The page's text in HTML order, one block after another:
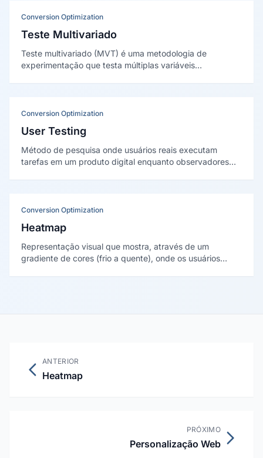
Conversion Optimization
Teste Multivariado
Teste multivariado (MVT) é uma metodologia de
experimentação que testa múltiplas variáveis
Conversion Optimization
User Testing
Método de pesquisa onde usuários reais executam
tarefas em um produto digital enquanto observadores
Conversion Optimization
Heatmap
Representação visual que mostra, através de um
gradiente de cores (frio a quente), onde os usuários
ANTERIOR
Heatmap
PRÓXIMO
Personalização Web